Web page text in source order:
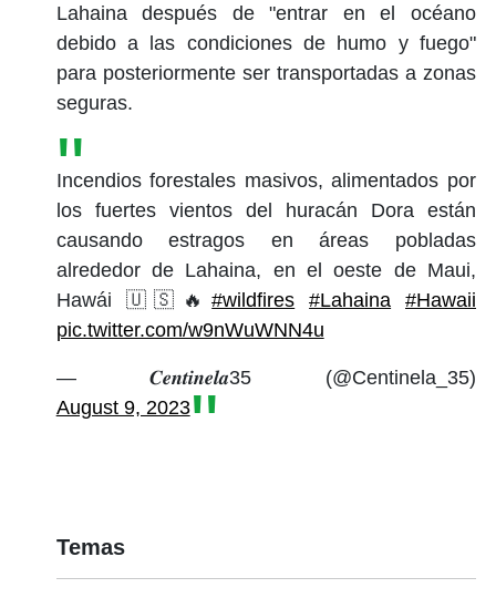
Lahaina después de "entrar en el océano
debido a las condiciones de humo y fuego"
para posteriormente ser transportadas a zonas
seguras.
Incendios forestales masivos, alimentados por
los fuertes vientos del huracán Dora están
causando estragos en áreas pobladas
alrededor de Lahaina, en el oeste de Maui,
Hawái 🇺🇸🔥#wildfires #Lahaina
#Hawaii
pic.twitter.com/w9nWuWNN4u
— 𝑪𝒆𝒏𝒕𝒊𝒏𝒆𝒍𝒂35 (@Centinela_35)
August 9, 2023
Temas